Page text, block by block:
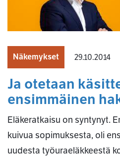
Näkemykset 29.10.2014
Ja otetaan
ensimmäinen
Eläkeratkaisu on syntynyt.
kuivua sopimuksesta, oli
uudesta työuraeläkkeestä